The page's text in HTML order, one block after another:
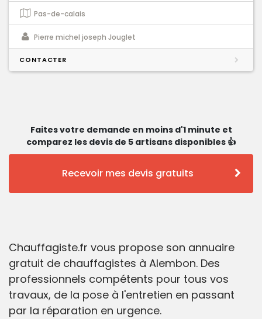
Pas-de-calais
Pierre michel joseph Jouglet
CONTACTER
Faites votre demande en moins d'1 minute et
comparez les devis de 5 artisans disponibles 👍
Recevoir mes devis gratuits
Chauffagiste.fr vous propose son annuaire
gratuit de chauffagistes à Alembon. Des
professionnels compétents pour tous vos
travaux, de la pose à l'entretien en passant
par la réparation en urgence.